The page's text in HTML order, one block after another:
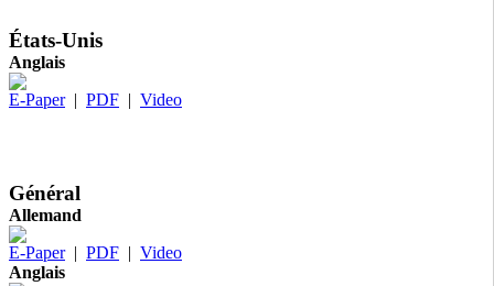
États-Unis
Anglais
E-Paper| PDF | Video
Général
Allemand
E-Paper| PDF | Video
Anglais